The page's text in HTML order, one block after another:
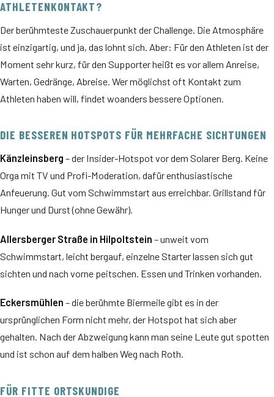
ATHLETENKONTAKT?
Der berühmteste Zuschauerpunkt der Challenge. Die Atmosphäre
ist einzigartig, und ja, das lohnt sich. Aber: Für den Athleten ist der
Moment sehr kurz, für den Supporter heißt es vor allem Anreise,
Warten, Gedränge, Abreise. Wer möglichst oft Kontakt zum
Athleten haben will, findet woanders bessere Optionen.
DIE BESSEREN HOTSPOTS FÜR MEHRFACHE SICHTUNGEN
Känzleinsberg – der Insider-Hotspot vor dem Solarer Berg. Keine
Orga mit TV und Profi-Moderation, dafür enthusiastische
Anfeuerung. Gut vom Schwimmstart aus erreichbar. Grillstand für
Hunger und Durst (ohne Gewähr).
Allersberger Straße in Hilpoltstein – unweit vom
Schwimmstart, leicht bergauf, einzelne Starter lassen sich gut
sichten und nach vorne peitschen. Essen und Trinken vorhanden.
Eckersmühlen – die berühmte Biermeile gibt es in der
ursprünglichen Form nicht mehr, der Hotspot hat sich aber
gehalten. Nach der Abzweigung kann man seine Leute gut spotten
und ist schon auf dem halben Weg nach Roth.
FÜR FITTE ORTSKUNDIGE